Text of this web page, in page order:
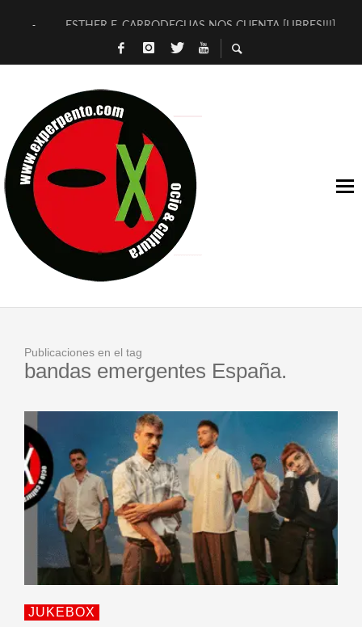
ESTHER F. CARRODEGUAS NOS CUENTA [LIBRES!!!]
[TERRA DE GUAPES] DE SANDRA MONFORT
TIMBRE 4, LA ESCUELA DEL DIRECTOR TEATRAL CLAUDIO
30 AÑOS (NO ES NADA) DE LA KATARSIS DEL TOMATAZO
MILITARES JUDÍAS EN #EXVITA
D’BALDOMEROS REINVENTAN [BITÁCORA 3.0] EN EXVITA
MARSHALL FLASH PRESENTA EN EXVITA [RELATIVA
JOFRE BARDAGÍ EN EXVITA INTERPRETANDO A SERRAT
Publicaciones en el tag
bandas emergentes España.
JUKEBOX